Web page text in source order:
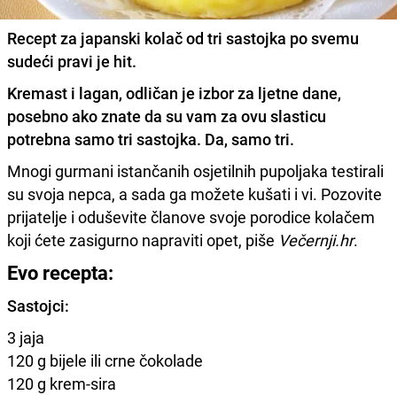
Recept za japanski kolač od tri sastojka po svemu
sudeći pravi je hit.
Kremast i lagan, odličan je izbor za ljetne dane,
posebno ako znate da su vam za ovu slasticu
potrebna samo tri sastojka. Da, samo tri.
Mnogi gurmani istančanih osjetilnih pupoljaka testirali
su svoja nepca, a sada ga možete kušati i vi. Pozovite
prijatelje i oduševite članove svoje porodice kolačem
koji ćete zasigurno napraviti opet, piše Večernji.hr.
Evo recepta:
Sastojci:
3 jaja
120 g bijele ili crne čokolade
120 g krem-sira